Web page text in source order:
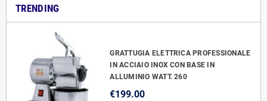
TRENDING
GRATTUGIA ELETTRICA PROFESSIONALE
IN ACCIAIO INOX CON BASE IN
ALLUMINIO WATT. 260
€199.00